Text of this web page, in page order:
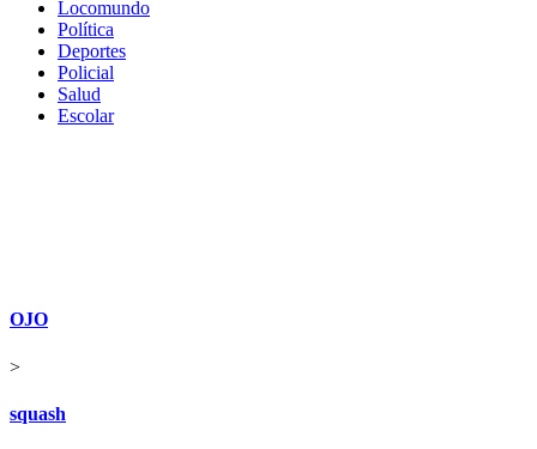
Locomundo
Política
Deportes
Policial
Salud
Escolar
OJO
>
squash